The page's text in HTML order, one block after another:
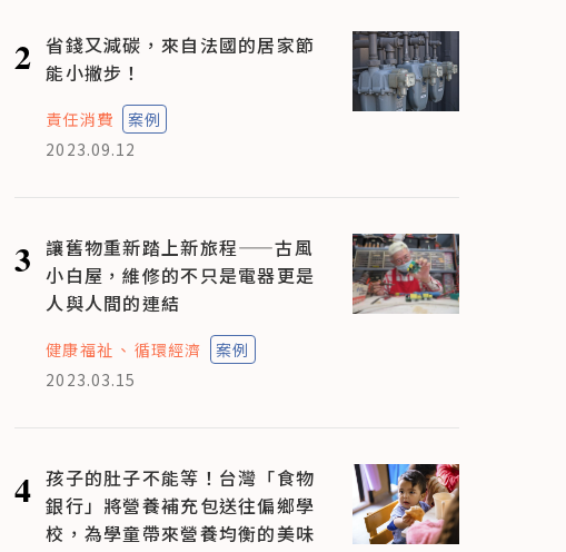
2 省錢又減碳，來自法國的居家節
能小撇步！
責任消費
案例
2023.09.12
3
讓舊物重新踏上新旅程——古風
小白屋，維修的不只是電器更是
人與人間的連結
健康福祉 循環經濟
案例
2023.03.15
4 孩子的肚子不能等！台灣「食物
銀行」將營養補充包送往偏鄉學
校，為學童帶來營養均衡的美味